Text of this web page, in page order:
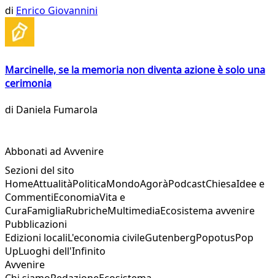
di Enrico Giovannini
Marcinelle, se la memoria non diventa azione è solo una
cerimonia
di Daniela Fumarola
Abbonati ad Avvenire
Sezioni del sito
HomeAttualitàPoliticaMondoAgoràPodcastChiesaIdee e
CommentiEconomiaVita e
CuraFamigliaRubricheMultimediaEcosistema avvenire
Pubblicazioni
Edizioni localiL'economia civileGutenbergPopotusPop
UpLuoghi dell'Infinito
Avvenire